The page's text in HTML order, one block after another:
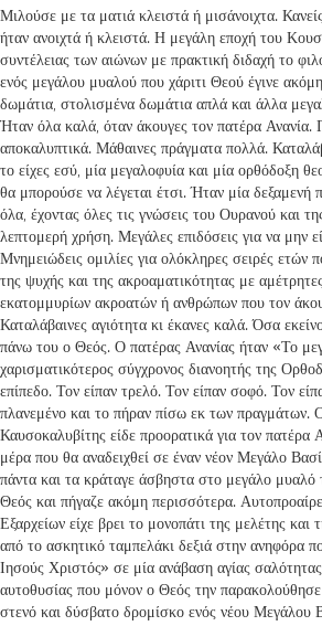
Μιλούσε με τα ματιά κλειστά ή μισάνοιχτα.
ήταν ανοιχτά ή κλειστά. Η μεγάλη εποχή του
συντέλειας των αιώνων με πρακτική διδαχή το
ενός μεγάλου μυαλού που χάριτι Θεού έγινε
δωμάτια, στολισμένα δωμάτια απλά και άλλα
Ήταν όλα καλά, όταν άκουγες τον πατέρα Ανανία.
αποκαλυπτικά. Μάθαινες πράγματα πολλά.
το είχες εσύ, μία μεγαλοφυία και μία ορθόδοξη
θα μπορούσε να λέγεται έτσι. Ήταν μία δεξαμενή
όλα, έχοντας όλες τις γνώσεις του Ουρανού και
λεπτομερή χρήση. Μεγάλες επιδόσεις για να μην
Μνημειώδεις ομιλίες για ολόκληρες σειρές ετών
της ψυχής και της ακροαματικότητας με
εκατομμυρίων ακροατών ή ανθρώπων που τον
Καταλάβαινες αγιότητα κι έκανες καλά. Όσα
πάνω του ο Θεός. Ο πατέρας Ανανίας ήταν «Το
χαρισματικότερος σύγχρονος διανοητής της
επίπεδο. Τον είπαν τρελό. Τον είπαν σοφό. Τον
πλανεμένο και το πήραν πίσω εκ των πραγμάτων.
Καυσοκαλυβίτης είδε προορατικά για τον πατέρα
μέρα που θα αναδειχθεί σε έναν νέον Μεγάλο
πάντα και τα κράταγε άσβηστα στο μεγάλο
Θεός και πήγαζε ακόμη περισσότερα.
Εξαρχείων είχε βρει το μονοπάτι της μελέτης και
από το ασκητικό ταμπελάκι δεξιά στην ανηφόρα
Ιησούς Χριστός» σε μία ανάβαση αγίας
αυτοθυσίας που μόνον ο Θεός την
στενό και δύσβατο δρομίσκο ενός νέου Μεγάλου